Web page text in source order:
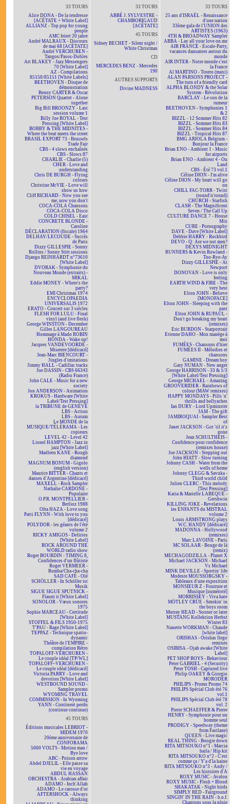
33 TOURS
Alice DONA - De la tendresse
[ACÉTATE + White Label]
ALLIANZ - Top pop for young
people
AMC feiert 20 jahre
André MALRAUX - Discours
de mai 68 [ACÉTATE]
André VERCHUREN -
Tangos/Pasos-Dobles
Art BLAKEY - Jazz Messengers
70 [White Label]
AZ - Compilations
85150/85151 [White Labels]
BEETHOVEN - Disque de
démonstration
Benny CARTER & Oscar
PETERSON Quartet - Alone
together
Big Bill BROONZY - Last
session volume 1
Billy Joe ROYAL - Test
Pressing [White Label]
BOBBY & THE MIDNITES -
Where the beat meets the street
BRASIL EXPORT 73 - Brussels
Trade Fair
CBS - 4 slows enchaînés
CBS - Slows 87
CHARLIE - Charlie (5)
CHER - Love and
understanding
Chris DE BURGH - Flying
colours
Christine McVIE - Love will
show us how
Cliff RICHARD - Now you see
me, now you don't
COCA-COLA Chansons
COCA-COLA Disco
COLD CHISEL - East
CONCRETE BLONDE -
Caroline
DÉCLARATION (fiscale) 1964
DELHAY/LECOUDE - Succès
de Paris
Dizzy GILLESPIE - Sonny
Rollins / Sonny Stitt sessions
Django REINHARDT n°73610
[White Label]
DVORAK - Symphonie du
Nouveau Monde (extraits) -
MIKAL
Eddie MONEY - Where's the
party?
EMI Christmas 1974
ENCYCLOPAEDIA
UNIVERSALIS 1972
ERATO - Concert sur 3 siècles
FLESH FOR LULU - Final
vinyl (and live flesh)
George WINSTON - December
Gilles LANGOUREAU
Hommage à Mado ROBIN
HONDA - Wake up!
Jacques VANDEVOORDE -
Miserere [dédicacé]
Jean-Marc BIENCOURT -
Jingles d'imitations
Jimmy HALL - Cadillac tracks
Joe DASSIN - CBS 66343
(Radio France)
John CALE - Music for a new
society
Jon ANDERSON - Animation
KROKUS - Hardware [White
Label/Test Pressing]
la TRIBUNE de GENÈVE
LBS - Action
LBS - Aurum
Le MONDE de la
MUSIQUE/TÉLÉRAMA - Les
copieurs
LEVEL 42 - Level 42
Lionel HAMPTON - Jazz in
jazz [White Label]
Madleen KANE - Rough
diamond
MAGNUM BONUM - Gigolo
(english version)
Maurice BITTER - Chants et
danses d'Argentine [dédicacé]
MAXELL - Rock Sampler
Nathalie CARDONE -
Populaire
O.P.R. MONTPELLIER -
Berlioz 1988
Ofra HAZA - Love song
Patti FLYNN - With love to you
[dédicacé]
POLYDOR - les géants de l'été
volume 2
RICKY AMIGOS - Delirios
[White Label]
ROCK AROUND THE
WORLD radio show
Roger BOURDIN - TIMING 8,
Confidences d'un flûtiste
Roger VERMEER -
Rumba/Cha-cha-cha
SAD CAFÉ - Olé
SCHÖLLER - In Schöller ist
Musik
SIGUE SIGUE SPUTNICK -
Flaunt it [White Label]
SONOLOR - Vœux sonores
1975
Sophie MARCEAU - Certitude
[White Label]
STOFFEL & FILS 1950-1975
T'PAU - Rage [White Label]
TEPPAZ - Technique spatio-
dynamic
Théâtre de l'EMPIRE -
compilation Rétro
TOPALOFF-VERCHUREN -
Le couple idéal [TP/WL]
TOPALOFF~VERCHUREN -
Le couple idéal [dédicacé]
Victoria PARRY - Love and
devotion [White Label]
WESTBOUND SOUND -
Sampler promo
WYOMING TRAVEL
COMMISSION - In Wyoming
YANN - Continent perdu
(continue continue)
45 TOURS
Éditions musicales LEBRIOT -
MIDEM 1970
20ème anniversaire de
CONFORAMA
5000 VOLTS - Motion man /
Bye love
ABC - Poison arrow
Abdel DJELIL - Elle passe sa
vie en voyage
ABDUL HASSAN
ORCHESTRA - Arabian affair
ADAMO - Inch'Allah
ADAMO - Le carosse d'or
AFTERSHOCK - Always
thinking
33 TOURS
ABBÉ J. SYLVESTRE -
CHAMBORIGAUD
[ACÉTATE]
45 TOURS
Sidney BECHET - Silent night /
White Christmas
CD
MERCEDES BENZ - Mercedes
190
AUTRES SUPPORTS
Divine MADNESS
33 TOURS
25 ans d'ISRAËL - Renaissance
d'une nation
33ème gala de l'UNION des
ARTISTES (1963)
4TH & BROADWAY Sampler
ABBA - Lay all your love on me
AIR FRANCE - Escale-Party,
vacances dansantes autour du
monde
AIR INTER - Notre monde c'est
la France
Al MARTINO - Torero (maxi)
ALAN PARSONS PROJECT -
The turn of a friendly card
ALPHA BLONDY & the Solar
System - Révolution
BARCLAY - Le son de la
rumeur
BEETHOVEN - Symphonies 1
& 2
BIZZL - 12 Sommer Hits 82
BIZZL - Sommer Hits 83
BIZZL - Sommer Hits 84
BIZZL - Tropical Hits 87
BMG ARIOLA Belgium -
Bonjour la France
Brian ENO - Ambient 1 - Music
for airports
Brian ENO - Ambient 4 - On
Land
CBS - Été 73 vol.1
Céline DION - I'm alive
Céline DION - My heart will go
on
CHILL FAC-TORR - Twist
(round'n'round)
CHURCH - Starfish
CLASH - The Magnificent
Seven / The Call Up
CULTURE DANCE 7 - House
Mix
CURE - Pornography
DAVE - Dave [White Label]
Debbie HARRY - Rockbird
DEVO - Q: Are we not men?
DEXYS MIDNIGHT
RUNNERS & Kevin Rowland -
Too-Rye-Ay
Dizzy GILLESPIE - At
Newport
DONOVAN - Love is only
feeling
EARTH WIND & FIRE - The
very best
Elton JOHN - Believe
[MONOFACE]
Elton JOHN - Sleeping with the
past
Elton JOHN & RUPAUL -
Don't go breaking my heart
(remixes)
Eric BURDON - Starportrait
Etienne DAHO - Mon manège à
moi
FUMÉES - Chansons d'hier
FUMÉES II - Mélodies et
chansons
GAMINE - Dream boy
Gary NUMAN - New anger
George HARRISON - 33 & 1/3
[White Label/Test Pressing]
George MICHAEL - Amazing
GROOVERIDER - Rainbows of
colour (MAW remixes)
HAPPY MONDAYS - Pills 'n'
thrills and bellyaches
Ian DURY - Lord Upminster
JAM - The gift
JAMIROQUAI - Sampler Best
of
Janet JACKSON - Got 'til it's
gone
Jean SCHULTHEIS -
Confidence pour confidence
(remixes house)
Joe JACKSON - Stepping out
John HIATT - Slow turning
Johnny CASH - Water from the
wells of home
Johnny CLEGG & Savuka -
Third world child
Julien CLERC - This melody
[Test Pressing]
Katia & Marielle LABEQUE -
Gershwin
KILLING JOKE - Revelations
les ENFANTS du MISTRAL
volume 2
Louis ARMSTRONG plays
W.C. HANDY [dédicacé]
MADONNA - Hollywood
(remixes)
Marc LAVOINE - Paris
MC SOLAAR - Bouge de là
(remix)
MECHAGODZILLA - Planet X
Michael JACKSON - Michael
Vs Michael
MINK DEVILLE - Sportin' life
Modeste MOUSSORGSKY -
Tableaux d'une exposition
MONSIEUR Z - Fourrure et
Musique [numéroté]
MORRISSEY - Viva hate
MÖTLEY CRÜE - Smokin' in
the boys room
Murray HEAD - Sooner or later
MUSTANG Kollektion Herbst
Winter 83
Nanette WORKMAN - Chaude
[white label]
ORISHAS - Orishas llego
remixes
OSIBISA - Ojah awake [White
Label]
PET SHOP BOYS - Behaviour
Peter GABRIEL - 4 (Security)
Peter TOSH - Captured live
Philip OAKEY & Giorgio
MORODER
PHILIPS - Promo Promo 74
PHILIPS Spécial Club été 76
vol.1
PHILIPS Spécial Club été 78
vol. 2
Pierre SCHAEFFER & Pierre
HENRY - Symphonie pour un
homme seul
PRODIGY - Speedway (theme
from Fastlane)
QUEEN - Live magic
REAL THING - Boogie down
RITA MITSOUKO n°1 - Marcia
baila / Hip kit
RITA MITSOUKO n°2 - C'est
comme ça / Y'a d'la haine
RITA MITSOUKO n°3 - Andy /
Les histoires d'A
ROXY MUSIC - Avalon
ROXY MUSIC - Flesh + Blood
SHAKATAK - Night birds
SIMPLY RED - Fairground
SINGIN' IN THE RAIN - b.o.f.
Chantons sous la pluie